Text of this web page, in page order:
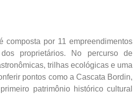
composta por 11 empreendimentos
proprietários. No percurso de
trilhas ecológicas e uma
pontos como a Cascata Bordin,
patrimônio histórico cultural